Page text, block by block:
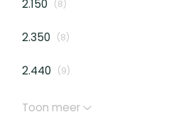
2.150 (8)
2.350 (8)
2.440 (9)
Toon meer